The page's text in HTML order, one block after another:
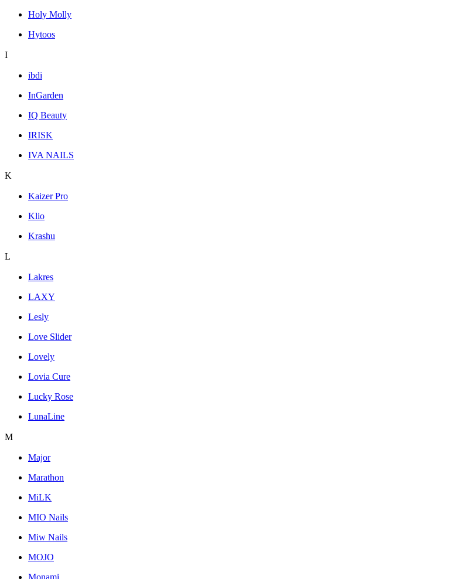
Holy Molly
Hytoos
I
ibdi
InGarden
IQ Beauty
IRISK
IVA NAILS
K
Kaizer Pro
Klio
Krashu
L
Lakres
LAXY
Lesly
Love Slider
Lovely
Lovia Cure
Lucky Rose
LunaLine
M
Major
Marathon
MiLK
MIO Nails
Miw Nails
MOJO
Monami